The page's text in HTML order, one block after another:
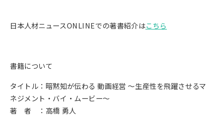
日本人材ニュースONLINEでの著書紹介はこちら
書籍について
タイトル：暗黙知が伝わる 動画経営 ～生産性を飛躍させるマ
ネジメント・バイ・ムービー～
著 者 ：高橋 勇人